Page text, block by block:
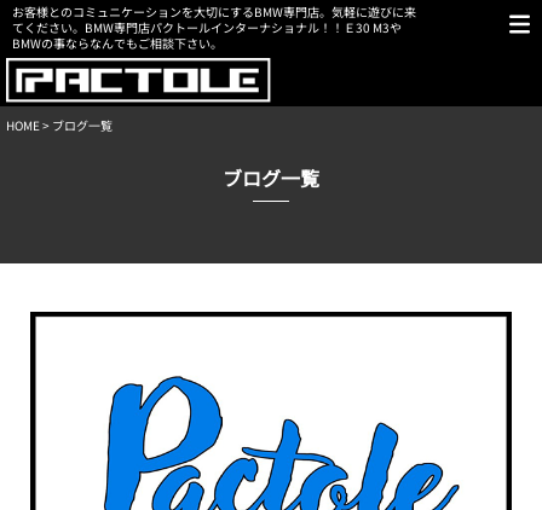
お客様とのコミュニケーションを大切にするBMW専門店。気軽に遊びに来
てください。BMW専門店パクトールインターナショナル！！Ｅ30 M3や
BMWの事ならなんでもご相談下さい。
HOME > ブログ一覧
ブログ一覧